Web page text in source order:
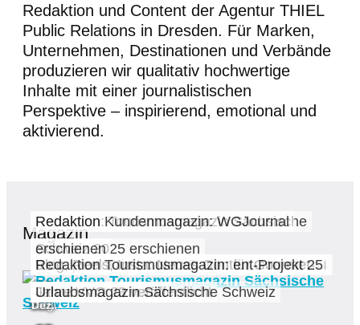
Redaktion und Content der Agentur THIEL
Public Relations in Dresden. Für Marken,
Unternehmen, Destinationen und Verbände
produzieren wir qualitativ hochwertige
Inhalte mit einer journalistischen
Perspektive – inspirierend, emotional und
aktivierend.
Magazin
02
Jan.
Redaktion: Tourismusmagazin Sächsische
Schweiz 2025 erschienen
01
Aug.
Redaktion Kundenmagazin: WGJournal
erschienen
18
Dez.
Tourismusmagazin Sächsische Schweiz 2024
veröffentlicht
Redaktion Tourismusmagazin: Seerundschau
2023 veröffentlicht
Eiskalte Content-Produktion: Winterwandern
Sächsische Schweiz
Redaktion Hotelmagazin: Bülow Kurier
Sommer 2023 veröffentlicht
Videoproduktion: Menü-Trailer für Gourmet-
Restaurant
Blog, Reels, Insta: Neues Content-Projekt 25
Jahre VVO
Redaktion Tourismusmagazin:
Urlaubsmagazin Sächsische Schweiz